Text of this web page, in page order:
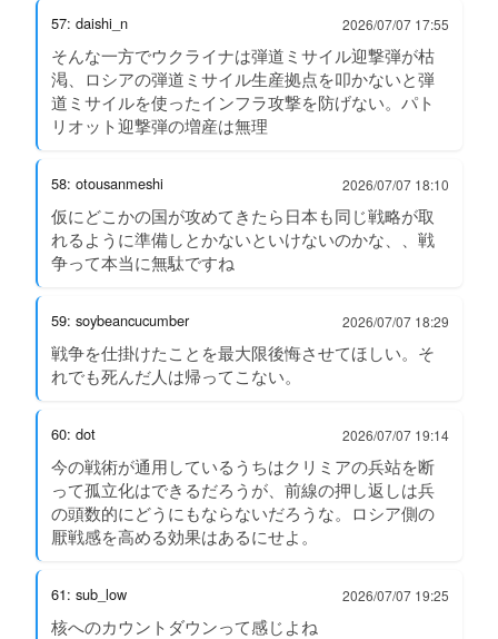
57: daishi_n 2026/07/07 17:55
そんな一方でウクライナは弾道ミサイル迎撃弾が枯
渇、ロシアの弾道ミサイル生産拠点を叩かないと弾
道ミサイルを使ったインフラ攻撃を防げない。パト
リオット迎撃弾の増産は無理
58: otousanmeshi 2026/07/07 18:10
仮にどこかの国が攻めてきたら日本も同じ戦略が取
れるように準備しとかないといけないのかな、、戦
争って本当に無駄ですね
59: soybeancucumber 2026/07/07 18:29
戦争を仕掛けたことを最大限後悔させてほしい。そ
れでも死んだ人は帰ってこない。
60: dot 2026/07/07 19:14
今の戦術が通用しているうちはクリミアの兵站を断
って孤立化はできるだろうが、前線の押し返しは兵
の頭数的にどうにもならないだろうな。ロシア側の
厭戦感を高める効果はあるにせよ。
61: sub_low 2026/07/07 19:25
核へのカウントダウンって感じよね